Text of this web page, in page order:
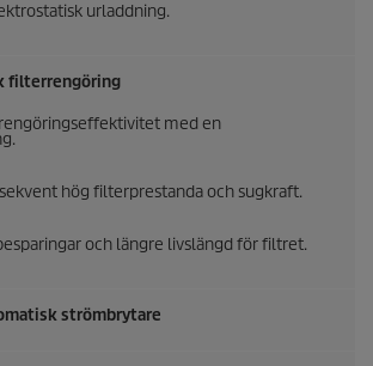
urladdning.
filterrengöring
med en
hög filterprestanda och sugkraft.
och längre livslängd för filtret.
strömbrytare